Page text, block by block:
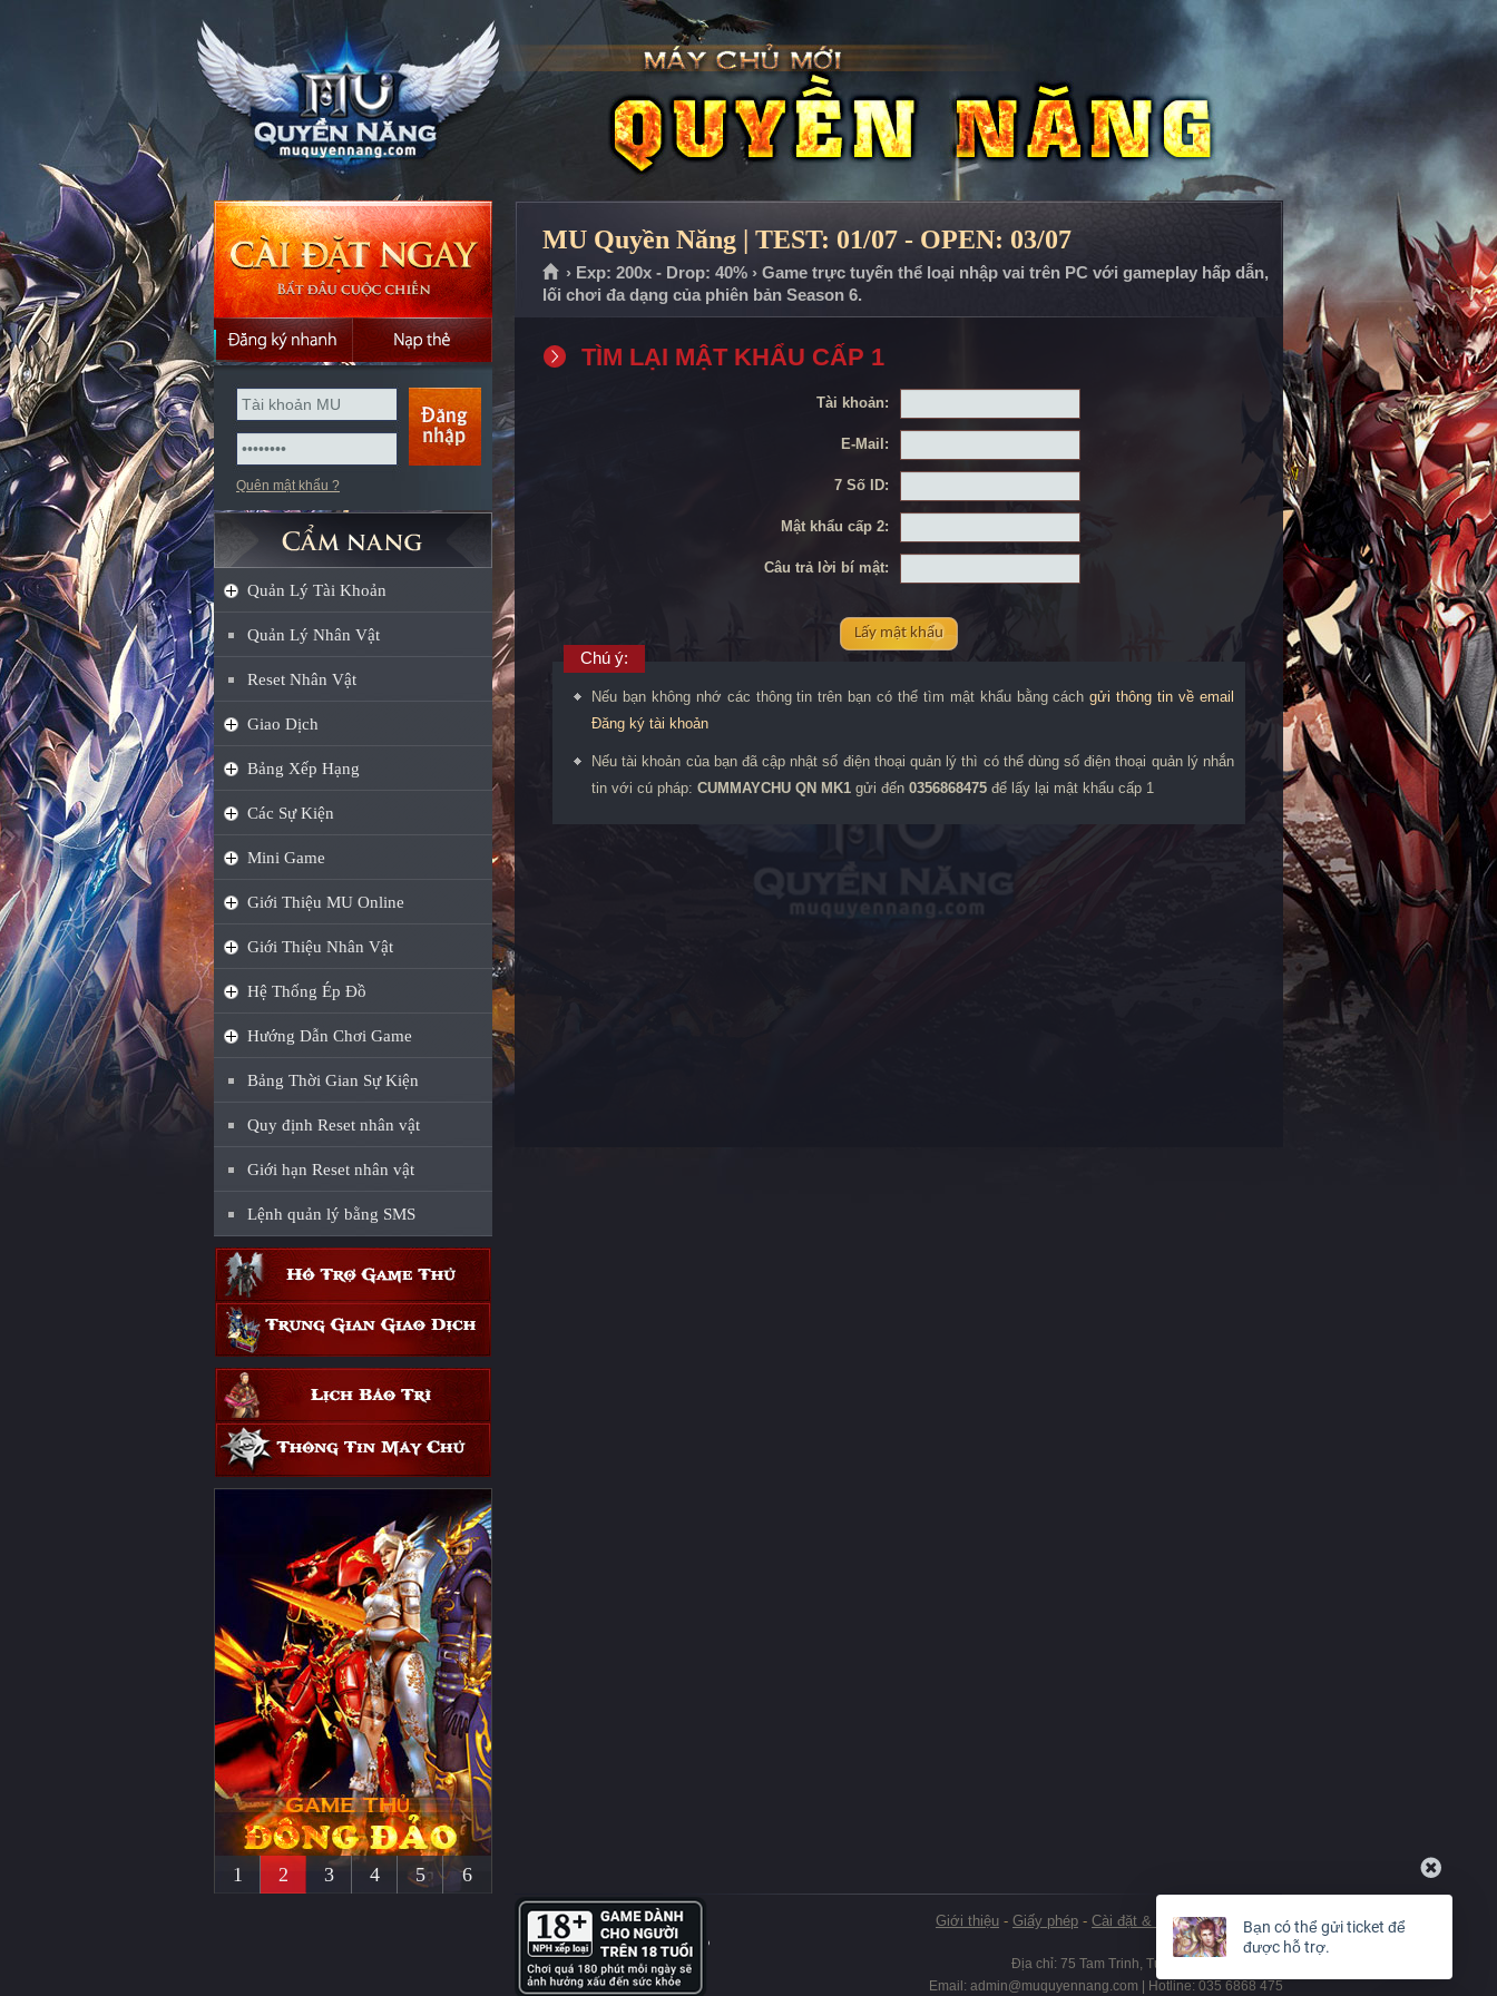
Quên mật khẩu ?
Quản Lý Tài Khoản
Quản Lý Nhân Vật
Reset Nhân Vật
Giao Dịch
Bảng Xếp Hạng
Các Sự Kiện
Mini Game
Giới Thiệu MU Online
Giới Thiệu Nhân Vật
Hệ Thống Ép Đồ
Hướng Dẫn Chơi Game
Bảng Thời Gian Sự Kiện
Quy định Reset nhân vật
Giới hạn Reset nhân vật
Lệnh quản lý bằng SMS
1 2 3 4 5 6
MU Quyền Năng | TEST: 01/07 - OPEN: 03/07
› Exp: 200x - Drop: 40% › Game trực tuyến thể loại nhập vai trên PC với gameplay hấp dẫn,
lối chơi đa dạng của phiên bản Season 6.
TÌM LẠI MẬT KHẨU CẤP 1
Tài khoản:
E-Mail:
7 Số ID:
Mật khẩu cấp 2:
Câu trả lời bí mật:
Lấy mật khẩu
Chú ý:
Nếu bạn không nhớ các thông tin trên bạn có thể tìm mật khẩu bằng cáchgửi thông tin về email
Đăng ký tài khoản
Nếu tài khoản của bạn đã cập nhật số điện thoại quản lý thì có thể dùng số điện thoại quản lý nhắn
tin với cú pháp: CUMMAYCHU QN MK1 gửi đến 0356868475 để lấy lại mật khẩu cấp 1
Giới thiệu - Giấy phép - Cài đặt & Gỡ bỏ-Thanh toán
Địa chỉ: 75 Tam Trinh, Tương Mai, TP. Hà Nội
Email: admin@muquyennang.com | Hotline: 035 6868 475
Bạn có thể gửi ticket để
được hỗ trợ.